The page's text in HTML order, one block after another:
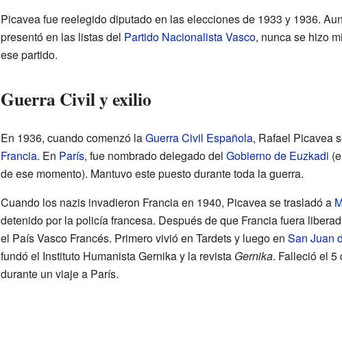
Picavea fue reelegido diputado en las elecciones de 1933 y 1936.
presentó en las listas del Partido Nacionalista Vasco, nunca se hizo
ese partido.
Guerra Civil y exilio
En 1936, cuando comenzó laGuerra Civil Española, Rafael Picavea
Francia. En París, fue nombrado delegado del Gobierno de Euzkadi
de ese momento). Mantuvo este puesto durante toda la guerra.
Cuando los nazis invadieron Francia en 1940, Picavea se trasladó a
detenido por la policía francesa. Después de que Francia fuera
el País Vasco Francés. Primero vivió en Tardets y luego en San Juan
fundó el Instituto Humanista Gernika y la revista Gernika. Falleció el 5
durante un viaje a París.